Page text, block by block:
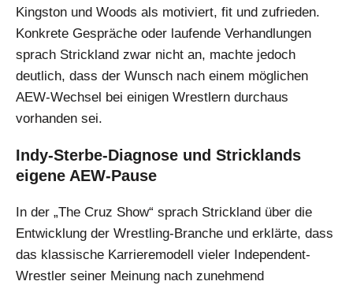
Kingston und Woods als motiviert, fit und zufrieden.
Konkrete Gespräche oder laufende Verhandlungen
sprach Strickland zwar nicht an, machte jedoch
deutlich, dass der Wunsch nach einem möglichen
AEW-Wechsel bei einigen Wrestlern durchaus
vorhanden sei.
Indy-Sterbe-Diagnose und Stricklands
eigene AEW-Pause
In der „The Cruz Show“ sprach Strickland über die
Entwicklung der Wrestling-Branche und erklärte, dass
das klassische Karrieremodell vieler Independent-
Wrestler seiner Meinung nach zunehmend